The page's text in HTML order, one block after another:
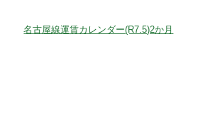
名古屋線運賃カレンダー(R7.5)2か月